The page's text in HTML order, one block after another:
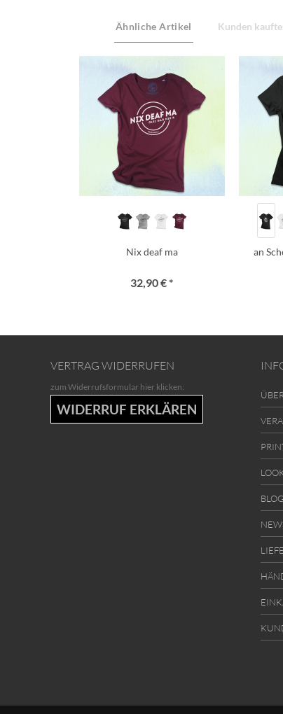
Ähnliche Artikel Kunden
Nix deaf ma
32,90 € *
an
VERTRAG WIDERRUFEN
zum Widerrufsformular hier klicken:
WIDERRUF ERKLÄREN
BLOG